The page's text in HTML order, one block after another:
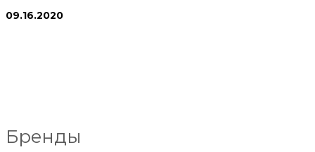
09.16.2020
Бренды